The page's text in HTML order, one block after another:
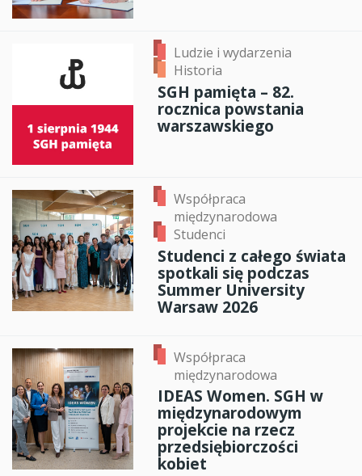
Ludzie i wydarzenia
Historia
SGH pamięta – 82.
rocznica powstania
warszawskiego
Współpraca
międzynarodowa
Studenci
Studenci z całego świata
spotkali się podczas
Summer University
Warsaw 2026
Współpraca
międzynarodowa
IDEAS Women. SGH w
międzynarodowym
projekcie na rzecz
przedsiębiorczości
kobiet